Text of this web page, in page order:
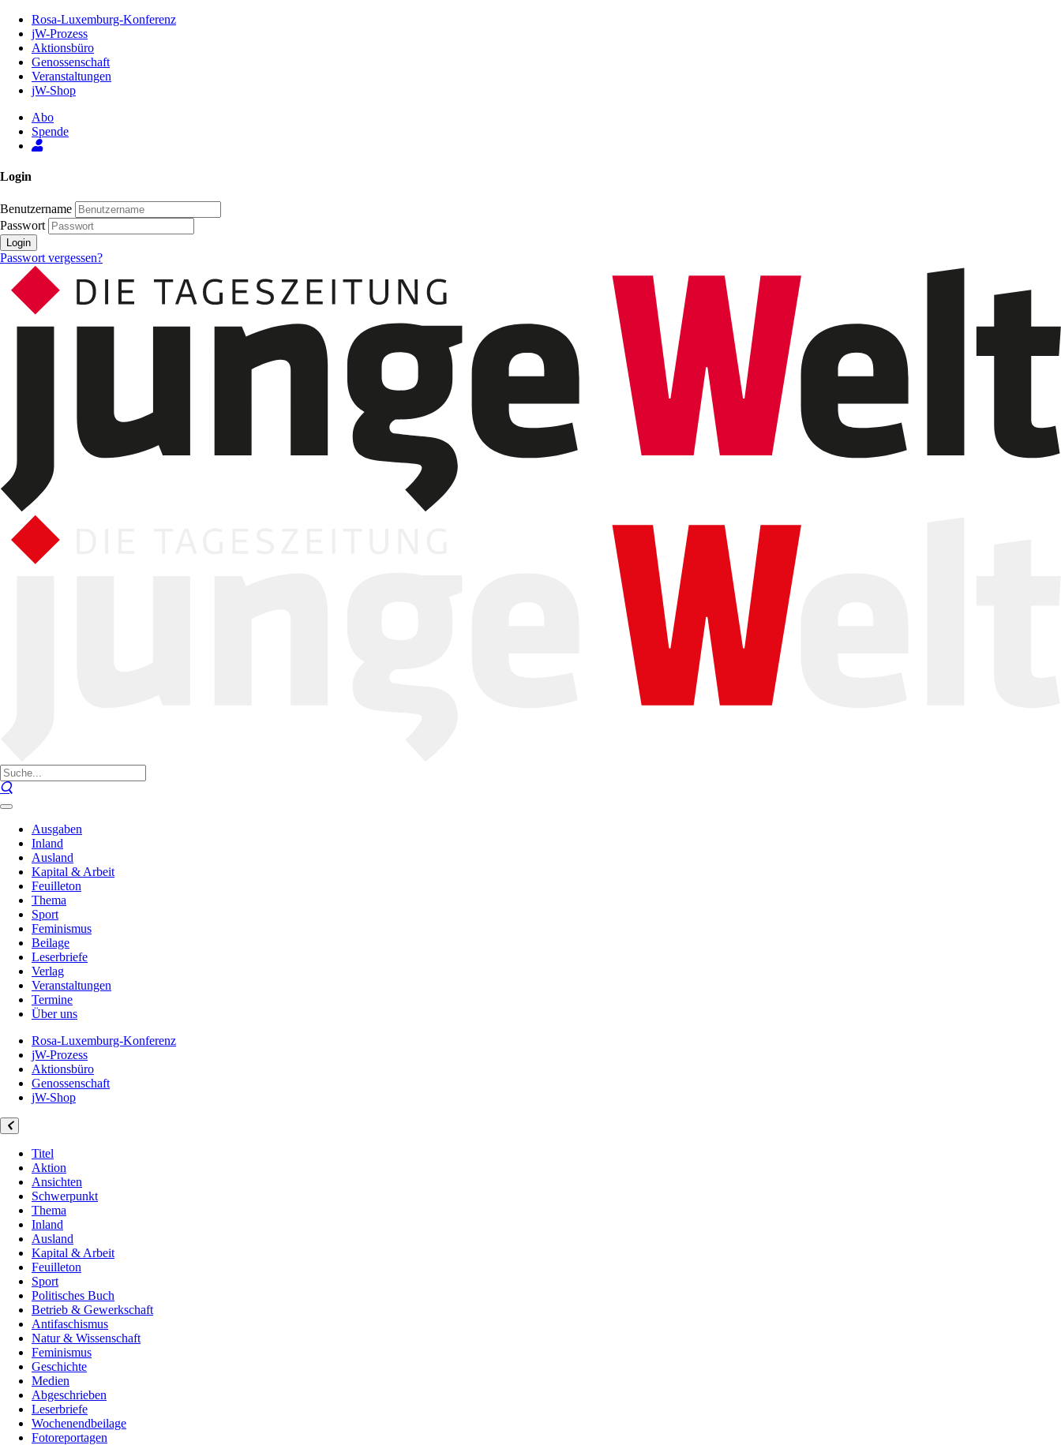
Inhalt
Seite
Rosa-Luxemburg-Konferenz
jW-Prozess
Aktionsbüro
Genossenschaft
Veranstaltungen
jW-Shop
Abo
Spende
Login
Benutzername
Passwort
Login
Passwort vergessen?
Ausgaben
Inland
Ausland
Kapital & Arbeit
Feuilleton
Thema
Sport
Feminismus
Beilage
Leserbriefe
Verlag
Veranstaltungen
Termine
Über uns
Rosa-Luxemburg-Konferenz
jW-Prozess
Aktionsbüro
Genossenschaft
jW-Shop
Titel
Aktion
Ansichten
Schwerpunkt
Thema
Inland
Ausland
Kapital & Arbeit
Feuilleton
Sport
Politisches Buch
Betrieb & Gewerkschaft
Antifaschismus
Natur & Wissenschaft
Feminismus
Geschichte
Medien
Abgeschrieben
Leserbriefe
Wochenendbeilage
Fotoreportagen